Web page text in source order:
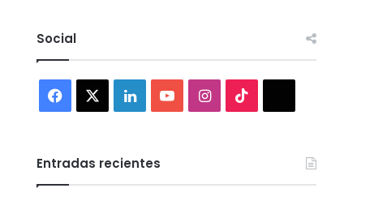
Social
Facebook LinkedInYouTubeInstagram
Entradas recientes